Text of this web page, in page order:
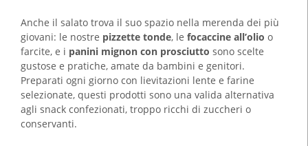
Anche il salato trova il suo spazio nella merenda dei più
giovani: le nostre pizzette tonde, le focaccine all’olio o
farcite, e i panini mignon con prosciutto sono scelte
gustose e pratiche, amate da bambini e genitori.
Preparati ogni giorno con lievitazioni lente e farine
selezionate, questi prodotti sono una valida alternativa
agli snack confezionati, troppo ricchi di zuccheri o
conservanti.